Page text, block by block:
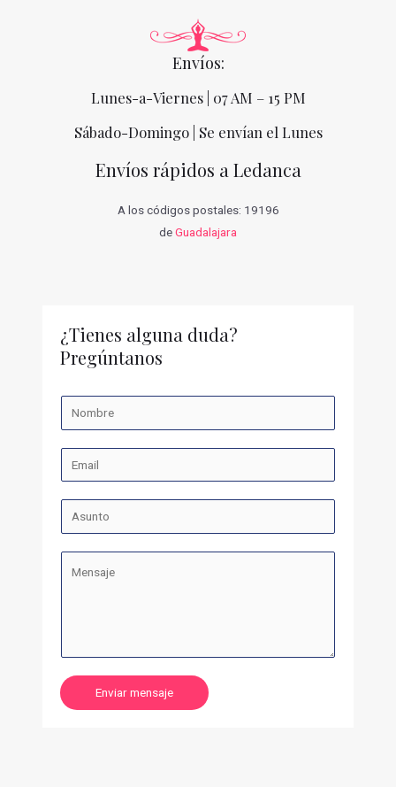
Envíos:
Lunes-a-Viernes | 07 AM – 15 PM
Sábado-Domingo | Se envían el Lunes
Envíos rápidos a Ledanca
A los códigos postales: 19196
deGuadalajara
¿Tienes alguna duda?
Pregúntanos
Enviar mensaje